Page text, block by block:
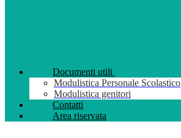
Documenti utili
Modulistica Personale Scolastico
Modulistica genitori
Contatti
Area riservata